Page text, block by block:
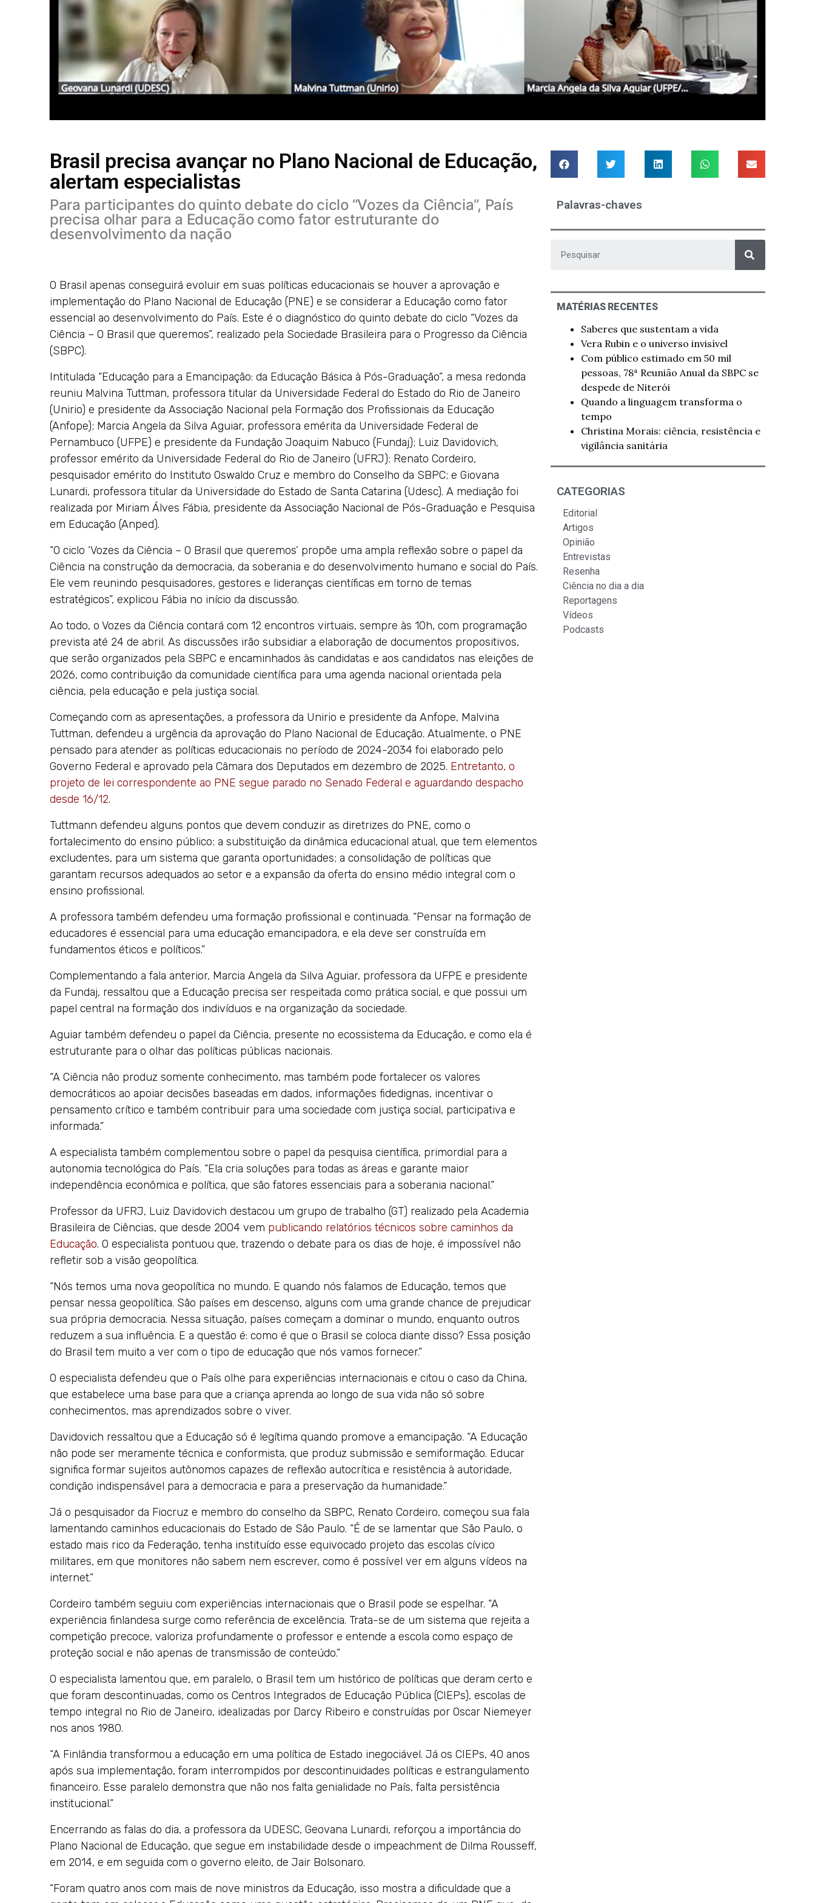
Brasil precisa avançar no Plano Nacional de Educação,
alertam especialistas
Para participantes do quinto debate do ciclo “Vozes da Ciência”, País
precisa olhar para a Educação como fator estruturante do
desenvolvimento da nação
O Brasil apenas conseguirá evoluir em suas políticas educacionais se houver a aprovação e
implementação do Plano Nacional de Educação (PNE) e se considerar a Educação como fator
essencial ao desenvolvimento do País. Este é o diagnóstico do quinto debate do ciclo “Vozes da
Ciência – O Brasil que queremos”, realizado pela Sociedade Brasileira para o Progresso da Ciência
(SBPC).
Intitulada “Educação para a Emancipação: da Educação Básica à Pós-Graduação”, a mesa redonda
reuniu Malvina Tuttman, professora titular da Universidade Federal do Estado do Rio de Janeiro
(Unirio) e presidente da Associação Nacional pela Formação dos Profissionais da Educação
(Anfope); Marcia Angela da Silva Aguiar, professora emérita da Universidade Federal de
Pernambuco (UFPE) e presidente da Fundação Joaquim Nabuco (Fundaj); Luiz Davidovich,
professor emérito da Universidade Federal do Rio de Janeiro (UFRJ); Renato Cordeiro,
pesquisador emérito do Instituto Oswaldo Cruz e membro do Conselho da SBPC; e Giovana
Lunardi, professora titular da Universidade do Estado de Santa Catarina (Udesc). A mediação foi
realizada por Miriam Álves Fábia, presidente da Associação Nacional de Pós-Graduação e Pesquisa
em Educação (Anped).
“O ciclo ‘Vozes da Ciência – O Brasil que queremos’ propõe uma ampla reflexão sobre o papel da
Ciência na construção da democracia, da soberania e do desenvolvimento humano e social do País.
Ele vem reunindo pesquisadores, gestores e lideranças científicas em torno de temas
estratégicos”, explicou Fábia no início da discussão.
Ao todo, o Vozes da Ciência contará com 12 encontros virtuais, sempre às 10h, com programação
prevista até 24 de abril. As discussões irão subsidiar a elaboração de documentos propositivos,
que serão organizados pela SBPC e encaminhados às candidatas e aos candidatos nas eleições de
2026, como contribuição da comunidade científica para uma agenda nacional orientada pela
ciência, pela educação e pela justiça social.
Começando com as apresentações, a professora da Unirio e presidente da Anfope, Malvina
Tuttman, defendeu a urgência da aprovação do Plano Nacional de Educação. Atualmente, o PNE
pensado para atender as políticas educacionais no período de 2024-2034 foi elaborado pelo
Governo Federal e aprovado pela Câmara dos Deputados em dezembro de 2025. Entretanto, o
projeto de lei correspondente ao PNE segue parado no Senado Federal e aguardando despacho
desde 16/12.
Tuttmann defendeu alguns pontos que devem conduzir as diretrizes do PNE, como o
fortalecimento do ensino público; a substituição da dinâmica educacional atual, que tem elementos
excludentes, para um sistema que garanta oportunidades; a consolidação de políticas que
garantam recursos adequados ao setor e a expansão da oferta do ensino médio integral com o
ensino profissional.
A professora também defendeu uma formação profissional e continuada. “Pensar na formação de
educadores é essencial para uma educação emancipadora, e ela deve ser construída em
fundamentos éticos e políticos.”
Complementando a fala anterior, Marcia Angela da Silva Aguiar, professora da UFPE e presidente
da Fundaj, ressaltou que a Educação precisa ser respeitada como prática social, e que possui um
papel central na formação dos indivíduos e na organização da sociedade.
Aguiar também defendeu o papel da Ciência, presente no ecossistema da Educação, e como ela é
estruturante para o olhar das políticas públicas nacionais.
“A Ciência não produz somente conhecimento, mas também pode fortalecer os valores
democráticos ao apoiar decisões baseadas em dados, informações fidedignas, incentivar o
pensamento crítico e também contribuir para uma sociedade com justiça social, participativa e
informada.”
A especialista também complementou sobre o papel da pesquisa científica, primordial para a
autonomia tecnológica do País. “Ela cria soluções para todas as áreas e garante maior
independência econômica e política, que são fatores essenciais para a soberania nacional.”
Professor da UFRJ, Luiz Davidovich destacou um grupo de trabalho (GT) realizado pela Academia
Brasileira de Ciências, que desde 2004 vem publicando relatórios técnicos sobre caminhos da
Educação. O especialista pontuou que, trazendo o debate para os dias de hoje, é impossível não
refletir sob a visão geopolítica.
“Nós temos uma nova geopolítica no mundo. E quando nós falamos de Educação, temos que
pensar nessa geopolítica. São países em descenso, alguns com uma grande chance de prejudicar
sua própria democracia. Nessa situação, países começam a dominar o mundo, enquanto outros
reduzem a sua influência. E a questão é: como é que o Brasil se coloca diante disso? Essa posição
do Brasil tem muito a ver com o tipo de educação que nós vamos fornecer.”
O especialista defendeu que o País olhe para experiências internacionais e citou o caso da China,
que estabelece uma base para que a criança aprenda ao longo de sua vida não só sobre
conhecimentos, mas aprendizados sobre o viver.
Davidovich ressaltou que a Educação só é legítima quando promove a emancipação. “A Educação
não pode ser meramente técnica e conformista, que produz submissão e semiformação. Educar
significa formar sujeitos autônomos capazes de reflexão autocrítica e resistência à autoridade,
condição indispensável para a democracia e para a preservação da humanidade.”
Já o pesquisador da Fiocruz e membro do conselho da SBPC, Renato Cordeiro, começou sua fala
lamentando caminhos educacionais do Estado de São Paulo. “É de se lamentar que São Paulo, o
estado mais rico da Federação, tenha instituído esse equivocado projeto das escolas cívico
militares, em que monitores não sabem nem escrever, como é possível ver em alguns vídeos na
internet.”
Cordeiro também seguiu com experiências internacionais que o Brasil pode se espelhar. “A
experiência finlandesa surge como referência de excelência. Trata-se de um sistema que rejeita a
competição precoce, valoriza profundamente o professor e entende a escola como espaço de
proteção social e não apenas de transmissão de conteúdo.”
O especialista lamentou que, em paralelo, o Brasil tem um histórico de políticas que deram certo e
que foram descontinuadas, como os Centros Integrados de Educação Pública (CIEPs), escolas de
tempo integral no Rio de Janeiro, idealizadas por Darcy Ribeiro e construídas por Oscar Niemeyer
nos anos 1980.
“A Finlândia transformou a educação em uma política de Estado inegociável. Já os CIEPs, 40 anos
após sua implementação, foram interrompidos por descontinuidades políticas e estrangulamento
financeiro. Esse paralelo demonstra que não nos falta genialidade no País, falta persistência
institucional.”
Encerrando as falas do dia, a professora da UDESC, Geovana Lunardi, reforçou a importância do
Plano Nacional de Educação, que segue em instabilidade desde o impeachment de Dilma Rousseff,
em 2014, e em seguida com o governo eleito, de Jair Bolsonaro.
“Foram quatro anos com mais de nove ministros da Educação, isso mostra a dificuldade que a
Palavras-chaves
MATÉRIAS RECENTES
Saberes que sustentam a vida
Vera Rubin e o universo invisível
Com público estimado em 50 mil
pessoas, 78ª Reunião Anual da SBPC se
despede de Niterói
Quando a linguagem transforma o
tempo
Christina Morais: ciência, resistência e
vigilância sanitária
CATEGORIAS
Editorial
Artigos
Opinião
Entrevistas
Resenha
Ciência no dia a dia
Reportagens
Vídeos
Podcasts